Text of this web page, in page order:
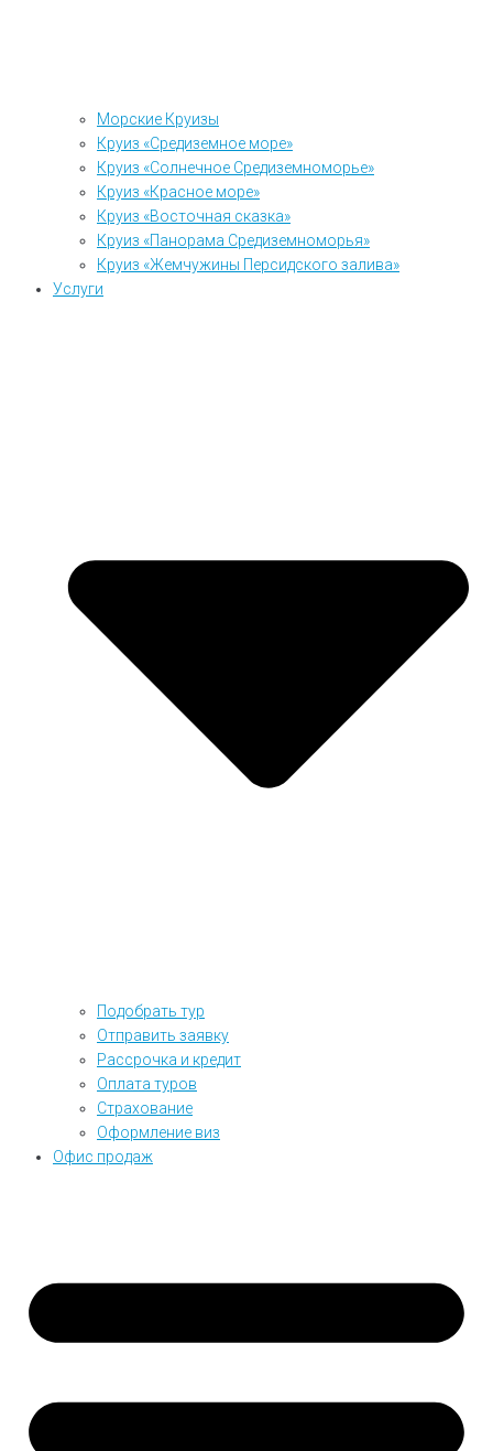
Морские Круизы
Круиз «Средиземное море»
Круиз «Солнечное Средиземноморье»
Круиз «Красное море»
Круиз «Восточная сказка»
Круиз «Панорама Средиземноморья»
Круиз «Жемчужины Персидского залива»
Услуги
Подобрать тур
Отправить заявку
Рассрочка и кредит
Оплата туров
Страхование
Оформление виз
Офис продаж